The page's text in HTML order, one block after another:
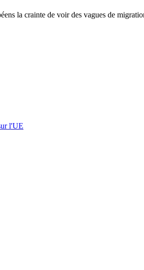
la crainte de voir des vagues de
l'UE